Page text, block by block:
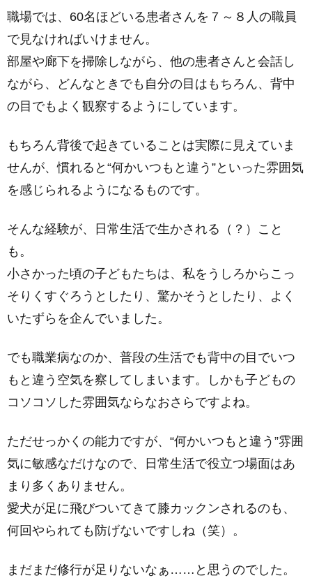
職場では、60名ほどいる患者さんを７～８人の職員
で見なければいけません。
部屋や廊下を掃除しながら、他の患者さんと会話し
ながら、どんなときでも自分の目はもちろん、背中
の目でもよく観察するようにしています。
もちろん背後で起きていることは実際に見えていま
せんが、慣れると“何かいつもと違う”といった雰囲気
を感じられるようになるものです。
そんな経験が、日常生活で生かされる（？）こと
も。
小さかった頃の子どもたちは、私をうしろからこっ
そりくすぐろうとしたり、驚かそうとしたり、よく
いたずらを企んでいました。
でも職業病なのか、普段の生活でも背中の目でいつ
もと違う空気を察してしまいます。しかも子どもの
コソコソした雰囲気ならなおさらですよね。
ただせっかくの能力ですが、“何かいつもと違う”雰囲
気に敏感なだけなので、日常生活で役立つ場面はあ
まり多くありません。
愛犬が足に飛びついてきて膝カックンされるのも、
何回やられても防げないですしね（笑）。
まだまだ修行が足りないなぁ……と思うのでした。